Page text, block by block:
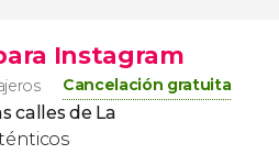
Instagram
Cancelación gratuita
calles de La